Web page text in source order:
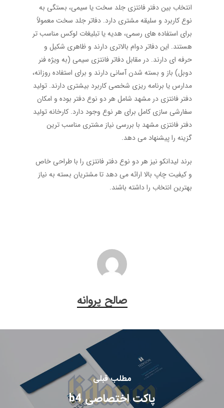
انتخاب بین دفتر فانتزی جلد سخت یا سیمی، بستگی به
نوع کاربرد و سلیقه مشتری دارد. دفاتر جلد سخت معمولاً
برای استفاده های رسمی، هدیه یا تبلیغات لوکس مناسب تر
هستند. این دفاتر دوام بالاتری دارند و ظاهری شکیل و
حرفه ای دارند. در مقابل دفاتر فانتزی سیمی (به ویژه فنر
دوبل) باز و بسته شدن آسانی دارند و برای استفاده روزانه،
مدارس یا برنامه ریزی شخصی کاربرد بیشتری دارند. تولید
دفتر فانتزی در مشهد شامل هر دو نوع دفتر بوده و امکان
سفارشی سازی کامل برای هر نوع وجود دارد. کارخانه تولید
دفتر فانتزی مشهد با بررسی نیاز مشتری مناسب ترین
گزینه را پیشنهاد می دهد.
برند لیدانکو نیز هر دو نوع دفتر فانتزی را با طراحی خاص
و کیفیت چاپ بالا ارائه می دهد تا مشتریان بسته به نیاز
بهترین انتخاب را داشته باشند.
صالح پروانه
مطلب قبلی
پاکت اختصاصی b4